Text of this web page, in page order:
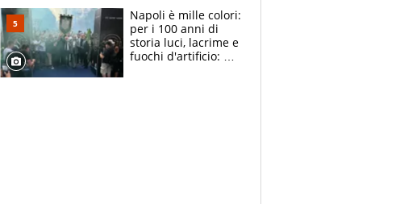
bigliettini
Napoli è mille colori:
per i 100 anni di
storia luci, lacrime e
fuochi d'artificio: De